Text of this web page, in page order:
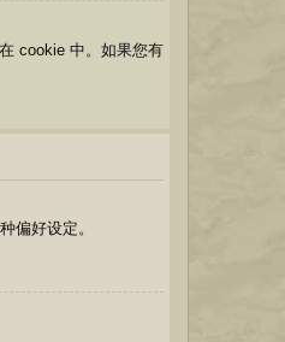
cookie 中。如果您有
偏好设定。